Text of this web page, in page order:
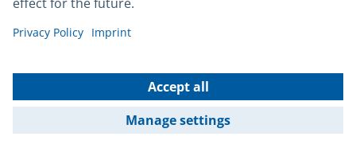
Leichte Sprache
Gebärdensprache
Kontakt